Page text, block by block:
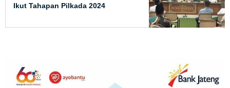
Ikut Tahapan Pilkada 2024